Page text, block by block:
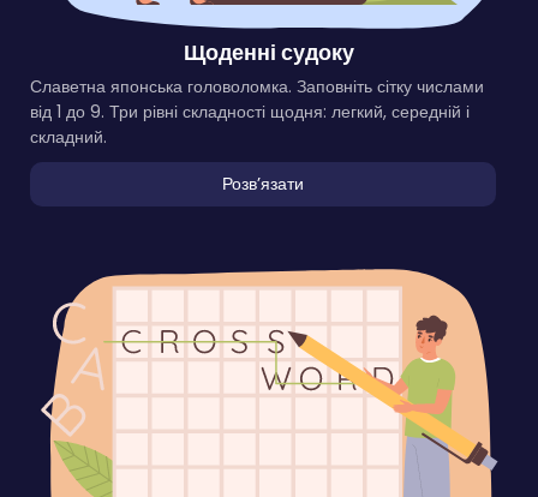
Щоденні судоку
Славетна японська головоломка. Заповніть сітку числами
від 1 до 9. Три рівні складності щодня: легкий, середній і
складний.
Розвʼязати